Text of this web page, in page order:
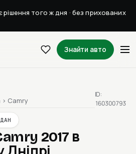
того ж дня · без прихованих
Знайти авто
› Camry
2017 в
ID:
160300793